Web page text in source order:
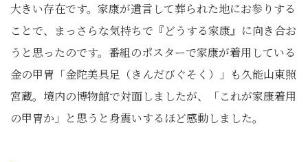
大きい存在です。家康が遺言して葬られた地にお参りする
ことで、まっさらな気持ちで『どうする家康』に向き合お
うと思ったのです。番組のポスターで家康が着用している
金の甲冑「金陀美具足（きんだびぐそく）」も久能山東照
宮蔵。境内の博物館で対面しましたが、「これが家康着用
の甲冑か」と思うと身震いするほど感動しました。